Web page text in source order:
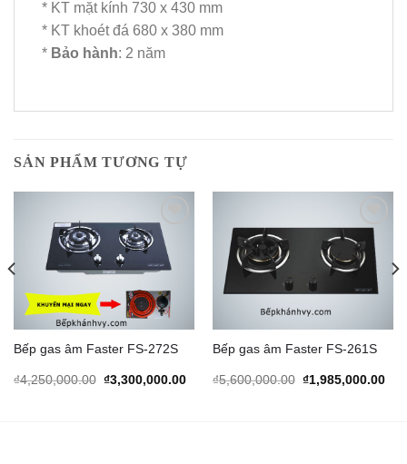
* KT mặt kính 730 x 430 mm
* KT khoét đá 680 x 380 mm
* Bảo hành: 2 năm
SẢN PHẨM TƯƠNG TỰ
Add to
Wishlist
Bếp gas âm Faster FS-272S
₫4,250,000.00 Original
₫3,300,000.00Current
Add to
Wishlist
Bếp gas âm Faster FS-261S
₫5,600,000.00 Original
₫1,985,000.00